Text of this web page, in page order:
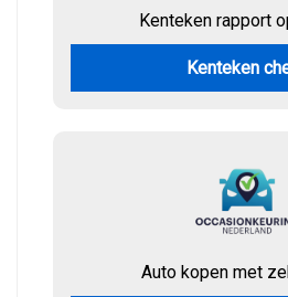
Kenteken rapport
Kenteken
Auto kopen met